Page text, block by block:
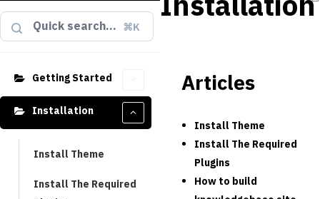
⌘K
Getting Started
Installation
Install Theme
Install The Required
Articles
Install Theme
Install The Required
Plugins
How to build